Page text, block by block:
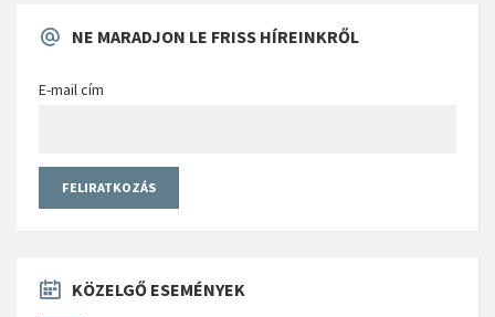
NE MARADJON LE FRISS HÍREINKRŐL
E-mail cím
KÖZELGŐ ESEMÉNYEK